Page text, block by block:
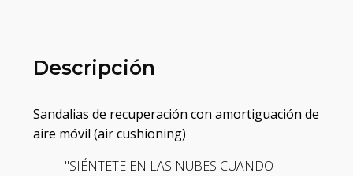
Descripción
Sandalias de recuperación con amortiguación de
aire móvil (air cushioning)
"SIÉNTETE EN LAS NUBES CUANDO